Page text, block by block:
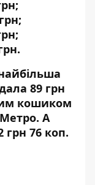
89 грн
кошиком
А
76 коп.